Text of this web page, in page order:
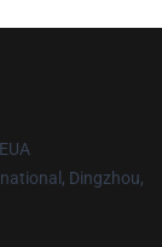
Dingzhou,